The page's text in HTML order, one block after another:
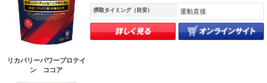
リカバリーパワープロテイ
ン ココア
摂取タイミング（目安） 運動直後